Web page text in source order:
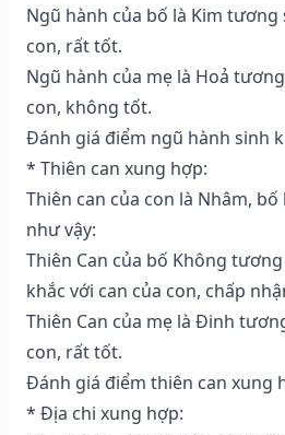
Ngũ hành của bố là Kim tương
con, rất tốt.
Ngũ hành của mẹ là Hoả
con, không tốt.
Đánh giá điểm ngũ hành sinh
* Thiên can xung hợp:
Thiên can của con là Nhâm,
như vậy:
Thiên Can của bố Không
khắc với can của con, chấp
Thiên Can của mẹ là Đinh
con, rất tốt.
Đánh giá điểm thiên can xung
* Địa chi xung hợp: